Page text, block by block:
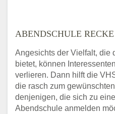
ABENDSCHULE
Angesichts der Vielfalt, die
bietet, können
verlieren. Dann hilft die
die rasch zum gewünschten
denjenigen, die sich zu
Abendschule anmelden